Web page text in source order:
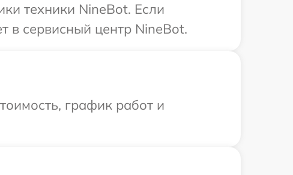
техники NineBot. Если
в сервисный центр NineBot.
график работ и